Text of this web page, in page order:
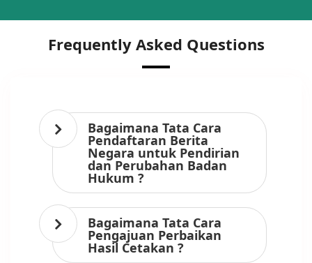
Frequently Asked Questions
Bagaimana Tata Cara
Pendaftaran Berita
Negara untuk Pendirian
dan Perubahan Badan
Hukum ?
Bagaimana Tata Cara
Pengajuan Perbaikan
Hasil Cetakan ?